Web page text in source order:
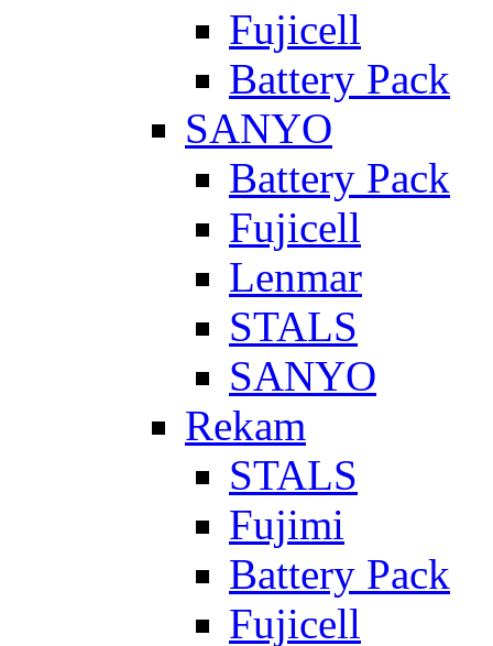
Fujicell
Battery Pack
SANYO
Battery Pack
Fujicell
Lenmar
STALS
SANYO
Rekam
STALS
Fujimi
Battery Pack
Fujicell